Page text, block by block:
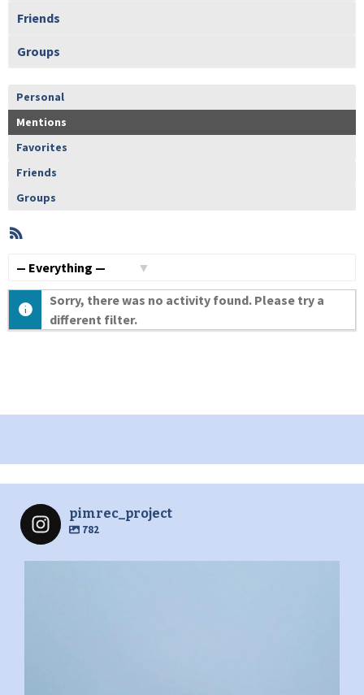
Friends
Groups
Personal
Mentions
Favorites
Friends
Groups
Member
Activities
Sorry, there was no activity found. Please try a
different filter.
pimrec_project
782